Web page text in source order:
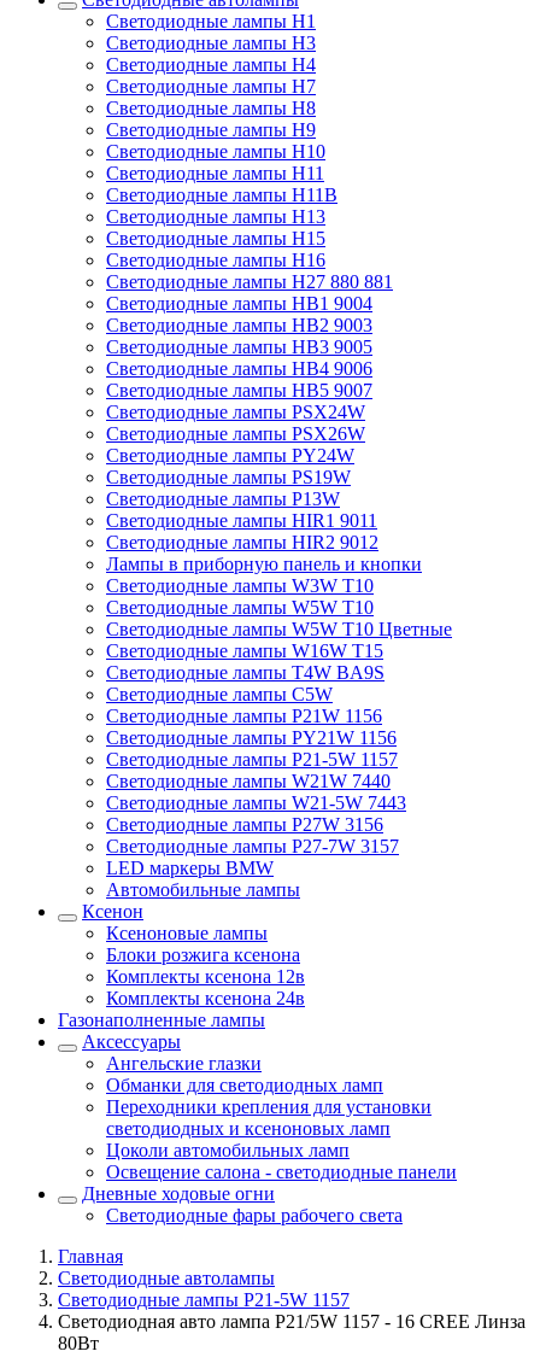
Светодиодные лампы H1
Светодиодные лампы H3
Светодиодные лампы H4
Светодиодные лампы H7
Светодиодные лампы H8
Светодиодные лампы H9
Светодиодные лампы H10
Светодиодные лампы H11
Светодиодные лампы H11B
Светодиодные лампы H13
Светодиодные лампы H15
Светодиодные лампы H16
Светодиодные лампы H27 880 881
Светодиодные лампы HB1 9004
Светодиодные лампы HB2 9003
Светодиодные лампы HB3 9005
Светодиодные лампы HB4 9006
Светодиодные лампы HB5 9007
Светодиодные лампы PSX24W
Светодиодные лампы PSX26W
Светодиодные лампы PY24W
Светодиодные лампы PS19W
Светодиодные лампы P13W
Светодиодные лампы HIR1 9011
Светодиодные лампы HIR2 9012
Лампы в приборную панель и кнопки
Светодиодные лампы W3W T10
Светодиодные лампы W5W T10
Светодиодные лампы W5W T10 Цветные
Светодиодные лампы W16W T15
Светодиодные лампы T4W BA9S
Светодиодные лампы C5W
Светодиодные лампы P21W 1156
Светодиодные лампы PY21W 1156
Светодиодные лампы P21-5W 1157
Светодиодные лампы W21W 7440
Светодиодные лампы W21-5W 7443
Светодиодные лампы P27W 3156
Светодиодные лампы P27-7W 3157
LED маркеры BMW
Автомобильные лампы
Ксенон
Ксеноновые лампы
Блоки розжига ксенона
Комплекты ксенона 12в
Комплекты ксенона 24в
Газонаполненные лампы
Аксессуары
Ангельские глазки
Обманки для светодиодных ламп
Переходники крепления для установки
светодиодных и ксеноновых ламп
Цоколи автомобильных ламп
Освещение салона - светодиодные панели
Дневные ходовые огни
Светодиодные фары рабочего света
Главная
Светодиодные автолампы
Светодиодные лампы P21-5W 1157
Светодиодная авто лампа P21/5W 1157 - 16 CREE Линза
80Вт